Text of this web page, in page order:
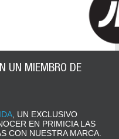
UN MIEMBRO DE
, UN EXCLUSIVO
EN PRIMICIA LAS
CON NUESTRA MARCA.